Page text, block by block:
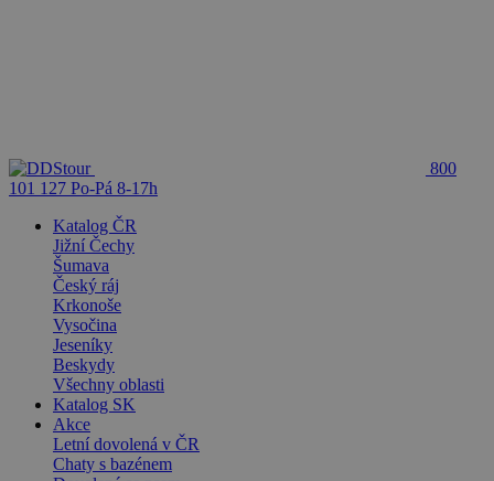
800
101 127 Po-Pá 8-17h
Katalog ČR
Jižní Čechy
Šumava
Český ráj
Krkonoše
Vysočina
Jeseníky
Beskydy
Všechny oblasti
Katalog SK
Akce
Letní dovolená v ČR
Chaty s bazénem